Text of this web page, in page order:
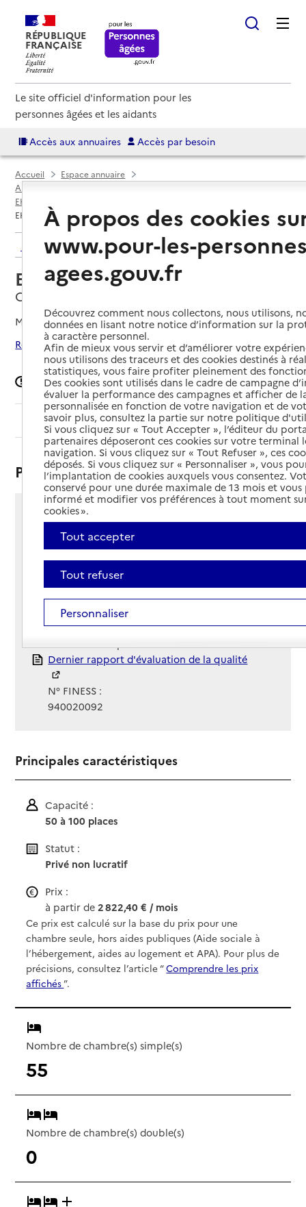
RÉPUBLIQUE
FRANÇAISE
Le site officiel d'information pour les
personnes âgées et les aidants
Accès aux annuaires Accès par besoin
Accueil
Espace annuaire
Annuaire EHPAD et maisons de retraite
EHPAD par département
EHPAD Georges Léger
Retour aux résultats de l'annuaire
EHPAD Georges Léger
Choisy-le-Roi, VAL-DE-MARNE
Mis à jour le12/03/2026
Rechercher les établissements autour de Choisy-le-Roi
Signaler une erreur
Sommaire
Présentation
4 avenue du général Leclerc
94600 - Choisy-le-Roi
Voir itinéraire
Téléphone :
01 48 90 01 01
Contact
Contact
Site Internet
Site internet
Gestionnaire :
Rapport HAS
Dernier rapport d'évaluation de la qualité
N° FINESS :
940020092
Principales caractéristiques
Capacité :
50 à 100 places
Statut :
Privé non lucratif
Prix :
à partir de2 822,40 € / mois
Ce prix est calculé sur la base du prix pour une
chambre seule, hors aides publiques (Aide sociale à
l’hébergement, aides au logement et APA). Pour plus de
précisions, consultez l’article “Comprendre les prix
affichés”.
Nombre de chambre(s) simple(s)
55
Nombre de chambre(s) double(s)
0
À propos des cookies
www.pour-les-
agees.gouv.fr
Découvrez comment nous collectons, nous utilisons,
données en lisant notre notice d’information sur la
à caractère personnel.
Afin de mieux vous servir et d’améliorer votre
nous utilisons des traceurs et des cookies destinés à
statistiques, vous faire profiter pleinement des
Des cookies sont utilisés dans le cadre de campagne
évaluer la performance des campagnes et afficher de
personnalisée en fonction de votre navigation et de
savoir plus, consultez la partie sur notre politique
Si vous cliquez sur « Tout Accepter », l’éditeur du
partenaires déposeront ces cookies sur votre terminal
navigation. Si vous cliquez sur « Tout Refuser », ces
déposés. Si vous cliquez sur « Personnaliser », vous
l’implantation de cookies auxquels vous consentez.
conservé pour une durée maximale de 13 mois et
informé et modifier vos préférences à tout moment
cookies ».
Tout accepter
Tout refuser
Personnaliser